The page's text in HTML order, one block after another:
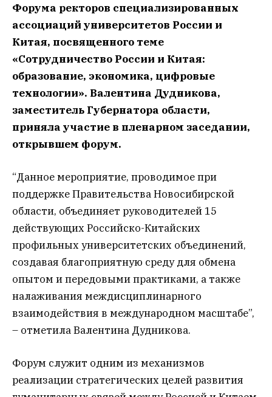
Форума ректоров специализированных
ассоциаций университетов России и
Китая, посвященного теме
«Сотрудничество России и Китая:
образование, экономика, цифровые
технологии». Валентина Дудникова,
заместитель Губернатора области,
приняла участие в пленарном заседании,
открывшем форум.
“Данное мероприятие, проводимое при
поддержке Правительства Новосибирской
области, объединяет руководителей 15
действующих Российско-Китайских
профильных университетских объединений,
создавая благоприятную среду для обмена
опытом и передовыми практиками, а также
налаживания междисциплинарного
взаимодействия в международном масштабе”,
– отметила Валентина Дудникова.
Форум служит одним из механизмов
реализации стратегических целей развития